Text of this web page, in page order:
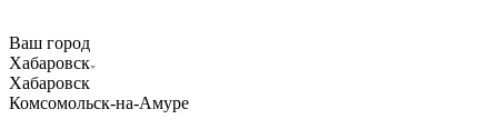
Ваш город
Хабаровск
Хабаровск
Комсомольск-на-Амуре